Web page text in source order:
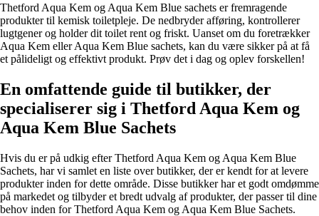
Thetford Aqua Kem og Aqua Kem Blue sachets er fremragende
produkter til kemisk toiletpleje. De nedbryder afføring, kontrollerer
lugtgener og holder dit toilet rent og friskt. Uanset om du foretrækker
Aqua Kem eller Aqua Kem Blue sachets, kan du være sikker på at få
et pålideligt og effektivt produkt. Prøv det i dag og oplev forskellen!
En omfattende guide til butikker, der
specialiserer sig i Thetford Aqua Kem og
Aqua Kem Blue Sachets
Hvis du er på udkig efter Thetford Aqua Kem og Aqua Kem Blue
Sachets, har vi samlet en liste over butikker, der er kendt for at levere
produkter inden for dette område. Disse butikker har et godt omdømme
på markedet og tilbyder et bredt udvalg af produkter, der passer til dine
behov inden for Thetford Aqua Kem og Aqua Kem Blue Sachets.